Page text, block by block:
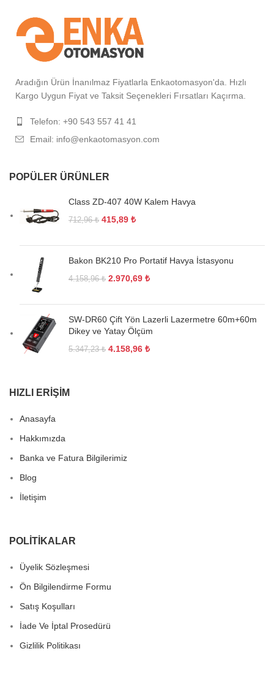
Aradığın Ürün İnanılmaz Fiyatlarla Enkaotomasyon'da. Hızlı
Kargo Uygun Fiyat ve Taksit Seçenekleri Fırsatları Kaçırma.
Telefon: +90 543 557 41 41
Email: info@enkaotomasyon.com
POPÜLER ÜRÜNLER
Class ZD-407 40W Kalem Havya
712,96₺ 415,89 ₺
Bakon BK210 Pro Portatif Havya İstasyonu
4.158,96₺ 2.970,69 ₺
SW-DR60 Çift Yön Lazerli Lazermetre 60m+60m
Dikey ve Yatay Ölçüm
5.347,23₺ 4.158,96 ₺
HIZLI ERIŞIM
Anasayfa
Hakkımızda
Banka ve Fatura Bilgilerimiz
Blog
İletişim
POLITIKALAR
Üyelik Sözleşmesi
Ön Bilgilendirme Formu
Satış Koşulları
İade Ve İptal Prosedürü
Gizlilik Politikası